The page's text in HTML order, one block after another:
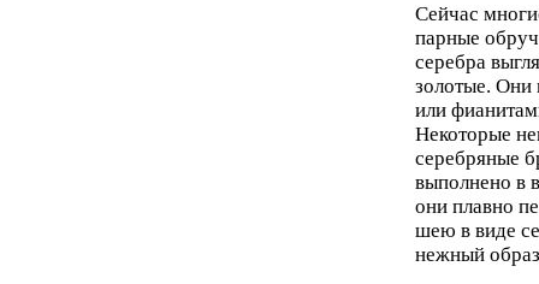
Сейчас
парные
серебра
золотые. Они
или
Некоторые
серебряные
выполнено в
они плавно
шею в виде
нежный